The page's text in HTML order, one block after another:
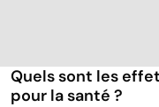
Quels sont les
pour la santé ?